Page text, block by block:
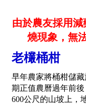
由於農友採用
燒現象，無
老欉桶柑
早年農家將桶柑儲
期正值農曆過年前
600公尺的山坡上，